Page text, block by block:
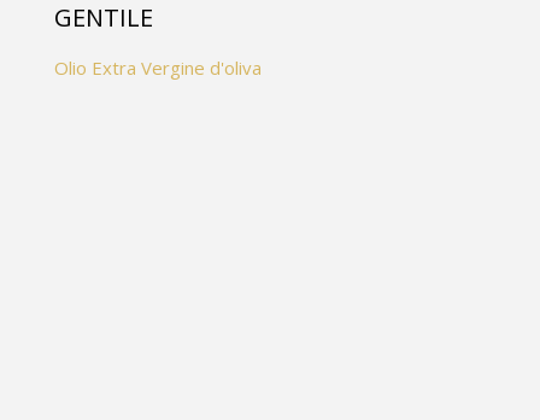
GENTILE
Olio Extra Vergine d'oliva